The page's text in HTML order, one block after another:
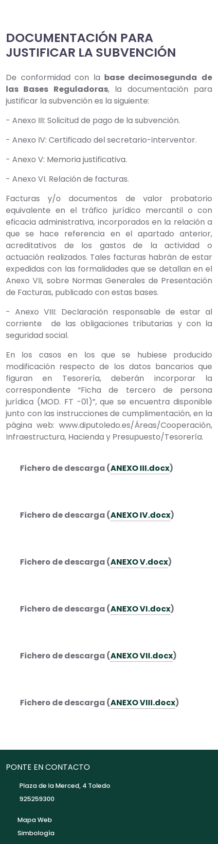
DOCUMENTACIÓN PARA
JUSTIFICAR LA SUBVENCIÓN
De conformidad con la base decimosegunda de
las Bases Reguladoras, la documentación para
justificar la subvención es la siguiente:
- Anexo III: Solicitud de pago de la subvención.
- Anexo IV: Certificado del secretario-interventor.
- Anexo V: Memoria justificativa.
- Anexo VI. Relación de facturas.
Facturas y/o documentos de valor probatorio
equivalente en el tráfico jurídico mercantil o con
eficacia administrativa, incorporados en la relación a
que se hace referencia en el apartado anterior,
acreditativos de los gastos de la actividad o
actuación realizados. Tales facturas habrán de estar
expedidas con las formalidades que se detallan en el
Anexo VII, sobre Normas Generales de Presentación
de Facturas, publicado con estas bases.
- Anexo VIII: Declaración responsable de estar al
corriente de las obligaciones tributarias y con la
seguridad social.
En los casos en los que se hubiese producido
modificación respecto de los datos bancarios que
figuran en Tesorería, deberán incorporar la
correspondiente “Ficha de tercero de persona
jurídica (MOD. FT -01)”, que se encuentra disponible
junto con las instrucciones de cumplimentación, en la
página web: www.diputoledo.es/Áreas/Cooperación,
Infraestructura, Hacienda y Presupuesto/Tesorería.
Fichero de descarga (ANEXO III.docx)
Fichero de descarga (ANEXO IV.docx)
Fichero de descarga (ANEXO V.docx)
Fichero de descarga (ANEXO VI.docx)
Fichero de descarga (ANEXO VII.docx)
Fichero de descarga (ANEXO VIII.docx)
PONTE EN CONTACTO
Plaza de la Merced, 4 Toledo
925259300
Mapa Web
Simbología